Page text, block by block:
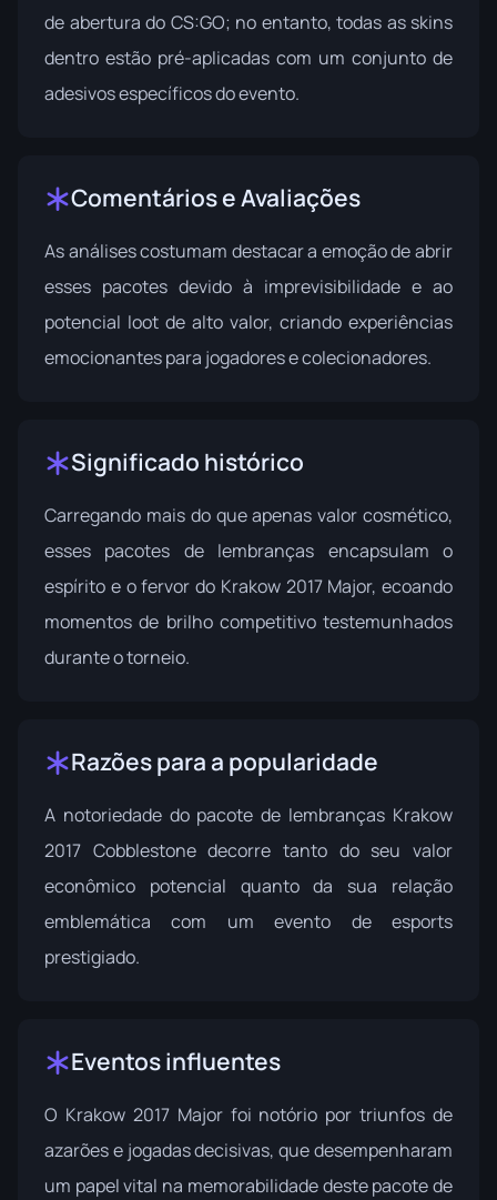
de abertura do CS:GO; no entanto, todas as skins
dentro estão pré-aplicadas com um conjunto de
adesivos específicos do evento.
Comentários e Avaliações
As análises costumam destacar a emoção de abrir
esses pacotes devido à imprevisibilidade e ao
potencial loot de alto valor, criando experiências
emocionantes para jogadores e colecionadores.
Significado histórico
Carregando mais do que apenas valor cosmético,
esses pacotes de lembranças encapsulam o
espírito e o fervor do Krakow 2017 Major, ecoando
momentos de brilho competitivo testemunhados
durante o torneio.
Razões para a popularidade
A notoriedade do pacote de lembranças Krakow
2017 Cobblestone decorre tanto do seu valor
econômico potencial quanto da sua relação
emblemática com um evento de esports
prestigiado.
Eventos influentes
O Krakow 2017 Major foi notório por triunfos de
azarões e jogadas decisivas, que desempenharam
um papel vital na memorabilidade deste pacote de